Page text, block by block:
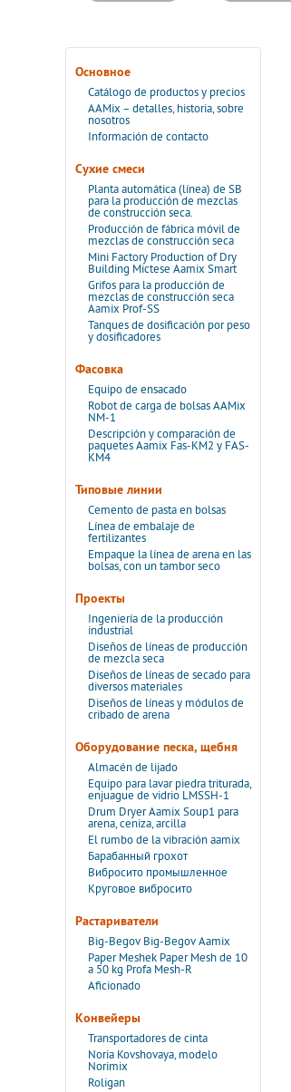
Основное
Catálogo de productos y precios
AAMix – detalles, historia, sobre
nosotros
Información de contacto
Сухие смеси
Planta automática (línea) de SB
para la producción de mezclas
de construcción seca.
Producción de fábrica móvil de
mezclas de construcción seca
Mini Factory Production of Dry
Building Mictese Aamix Smart
Grifos para la producción de
mezclas de construcción seca
Aamix Prof-SS
Tanques de dosificación por peso
y dosificadores
Фасовка
Equipo de ensacado
Robot de carga de bolsas AAMix
NM-1
Descripción y comparación de
paquetes Aamix Fas-KM2 y FAS-
KM4
Типовые линии
Cemento de pasta en bolsas
Línea de embalaje de
fertilizantes
Empaque la línea de arena en las
bolsas, con un tambor seco
Проекты
Ingeniería de la producción
industrial
Diseños de líneas de producción
de mezcla seca
Diseños de líneas de secado para
diversos materiales
Diseños de líneas y módulos de
cribado de arena
Оборудование песка, щебня
Almacén de lijado
Equipo para lavar piedra triturada,
enjuague de vidrio LMSSH-1
Drum Dryer Aamix Soup1 para
arena, ceniza, arcilla
El rumbo de la vibración aamix
Барабанный грохот
Вибросито промышленное
Круговое вибросито
Растариватели
Big-Begov Big-Begov Aamix
Paper Meshek Paper Mesh de 10
a 50 kg Profa Mesh-R
Aficionado
Конвейеры
Transportadores de cinta
Noria Kovshovaya, modelo
Norimix
Roligan